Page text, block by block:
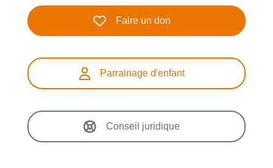
Faire un don
Parrainage d'enfant
Conseil juridique